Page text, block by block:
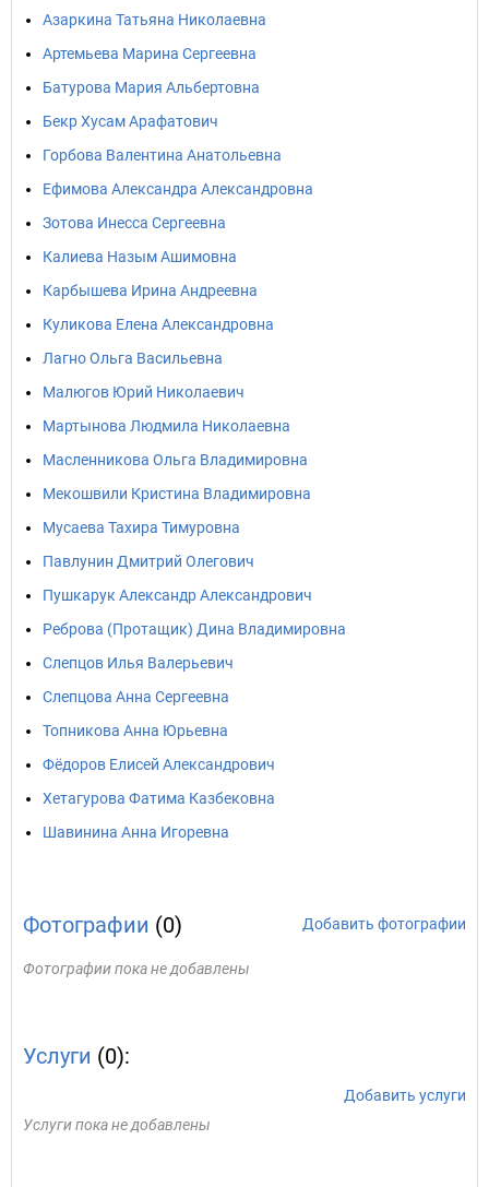
Азаркина Татьяна Николаевна
Артемьева Марина Сергеевна
Батурова Мария Альбертовна
Бекр Хусам Арафатович
Горбова Валентина Анатольевна
Ефимова Александра Александровна
Зотова Инесса Сергеевна
Калиева Назым Ашимовна
Карбышева Ирина Андреевна
Куликова Елена Александровна
Лагно Ольга Васильевна
Малюгов Юрий Николаевич
Мартынова Людмила Николаевна
Масленникова Ольга Владимировна
Мекошвили Кристина Владимировна
Мусаева Тахира Тимуровна
Павлунин Дмитрий Олегович
Пушкарук Александр Александрович
Реброва (Протащик) Дина Владимировна
Слепцов Илья Валерьевич
Слепцова Анна Сергеевна
Топникова Анна Юрьевна
Фёдоров Елисей Александрович
Хетагурова Фатима Казбековна
Шавинина Анна Игоревна
Фотографии (0) Добавить фотографии
Фотографии пока не добавлены
Услуги (0):
Добавить услуги
Услуги пока не добавлены